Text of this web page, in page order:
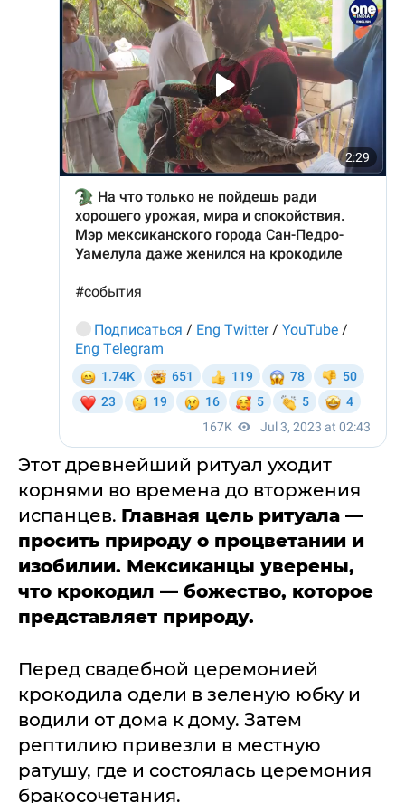
Этот древнейший ритуал уходит
корнями во времена до вторжения
испанцев. Главная цель ритуала —
просить природу о процветании и
изобилии. Мексиканцы уверены,
что крокодил — божество, которое
представляет природу.
Перед свадебной церемонией
крокодила одели в зеленую юбку и
водили от дома к дому. Затем
рептилию привезли в местную
ратушу, где и состоялась церемония
бракосочетания.